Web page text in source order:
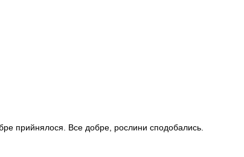
прийнялося. Все добре, рослини сподобались.